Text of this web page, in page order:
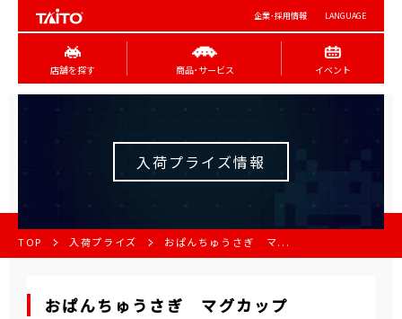
企業･採用情報 LANGUAGE
店舗を探す 商品･サービス イベント
入荷プライズ情報
TOP 入荷プライズ おぱんちゅうさぎ マ...
おぱんちゅうさぎ マグカップ